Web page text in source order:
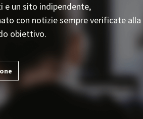
e un sito indipendente,
con notizie sempre verificate alla
obiettivo.